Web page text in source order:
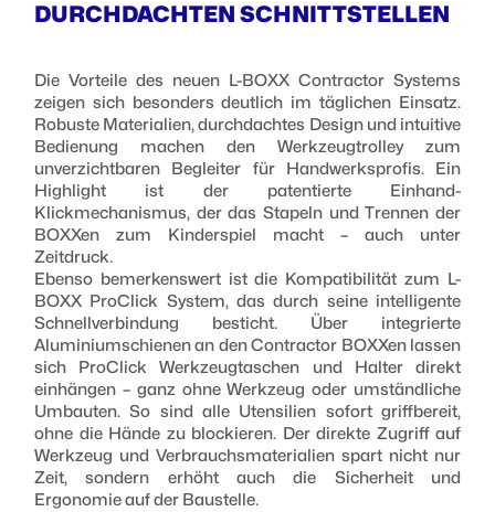
DURCHDACHTEN SCHNITTSTELLEN
Die Vorteile des neuen L-BOXX Contractor Systems
zeigen sich besonders deutlich im täglichen Einsatz.
Robuste Materialien, durchdachtes Design und intuitive
Bedienung machen den Werkzeugtrolley zum
unverzichtbaren Begleiter für Handwerksprofis. Ein
Highlight ist der patentierte Einhand-
Klickmechanismus, der das Stapeln und Trennen der
BOXXen zum Kinderspiel macht – auch unter
Zeitdruck.
Ebenso bemerkenswert ist die Kompatibilität zum L-
BOXX ProClick System, das durch seine intelligente
Schnellverbindung besticht. Über integrierte
Aluminiumschienen an den Contractor BOXXen lassen
sich ProClick Werkzeugtaschen und Halter direkt
einhängen – ganz ohne Werkzeug oder umständliche
Umbauten. So sind alle Utensilien sofort griffbereit,
ohne die Hände zu blockieren. Der direkte Zugriff auf
Werkzeug und Verbrauchsmaterialien spart nicht nur
Zeit, sondern erhöht auch die Sicherheit und
Ergonomie auf der Baustelle.